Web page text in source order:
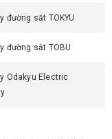
đường sắt TOKYU
đường sắt TOBU
Odakyu Electric